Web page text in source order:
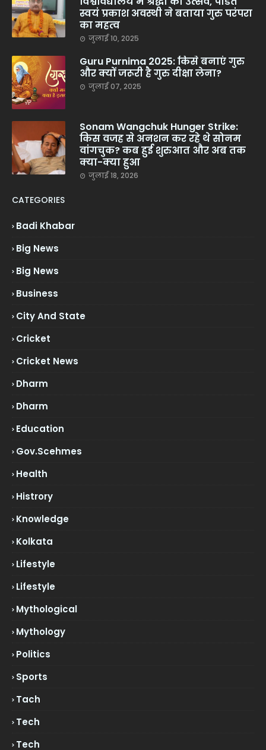
स्वयं प्रकाश अवस्थी ने बताया गुरु परंपरा
का महत्व
जुलाई 10, 2025
Guru Purnima 2025: किसे बनाएं गुरु
और क्यों जरूरी है गुरु दीक्षा लेना?
जुलाई 07, 2025
Sonam Wangchuk Hunger Strike:
किस वजह से अनशन कर रहे थे सोनम
वांगचुक? कब हुई शुरुआत और अब तक
क्या-क्या हुआ
जुलाई 18, 2026
CATEGORIES
Badi Khabar
Big News
Big News
Business
City And State
Cricket
Cricket News
Dharm
Dharm
Education
Gov.scehmes
Health
Histrory
Knowledge
Kolkata
Lifestyle
Lifestyle
Mythological
Mythology
Politics
Sports
Tach
Tech
Tech